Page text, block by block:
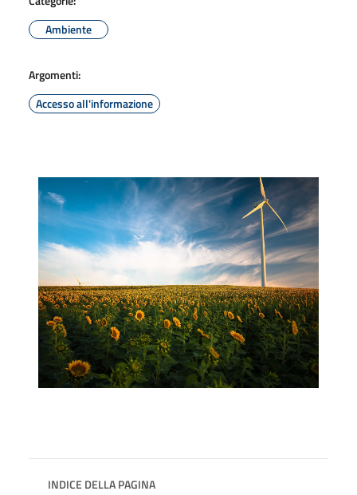
Ambiente
Argomenti:
Accesso all'informazione
INDICE DELLA PAGINA